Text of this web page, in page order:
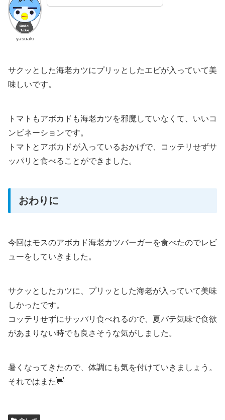
yasuaki
サクッとした海老カツにプリッとしたエビが入っていて美
味しいです。
トマトもアボカドも海老カツを邪魔していなくて、いいコ
ンビネーションです。
トマトとアボカドが入っているおかげで、コッテリせずサ
ッパリと食べることができました。
おわりに
今回はモスのアボカド海老カツバーガーを食べたのでレビ
ューをしていきました。
サクッとしたカツに、プリッとした海老が入っていて美味
しかったです。
コッテリせずにサッパリ食べれるので、夏バテ気味で食欲
があまりない時でも良さそうな気がしました。
暑くなってきたので、体調にも気を付けていきましょう。
それではまた👋